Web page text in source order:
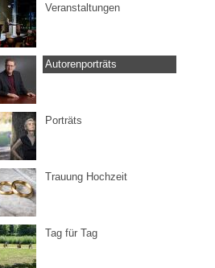
Veranstaltungen
Autorenporträts
Porträts
Trauung Hochzeit
Tag für Tag